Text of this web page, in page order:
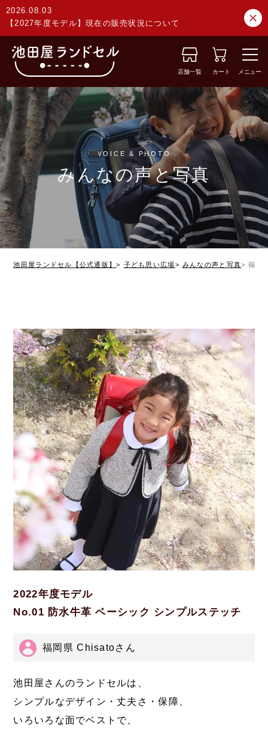
2026.08.03
【2027年度モデル】現在の販売状況について
店舗一覧 カート メニュー
VOICE & PHOTO
みんなの声と写真
池田屋ランドセル【公式通販】 子ども思い広場 みんなの声と写真 福岡
2022年度モデル
No.01 防水牛革 ベーシック シンプルステッチ
福岡県 Chisatoさん
池田屋さんのランドセルは、
シンプルなデザイン・丈夫さ・保障、
いろいろな面でベストで、